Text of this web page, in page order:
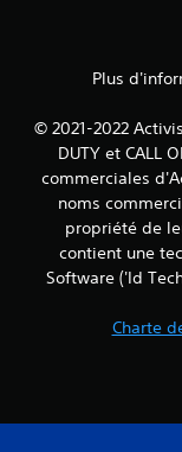
Plus
© 2021-2022
DUTY et CALL
commerciales
noms
propriété de
contient une
Software ('Id
Charte